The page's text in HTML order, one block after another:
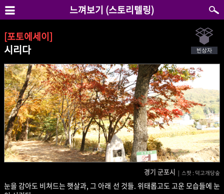
느껴보기 (스토리텔링)
[포토에세이]
시리다
경기 군포시 | 스팟 : 덕고개당숲
눈을 감아도 비쳐드는 햇살과, 그 아래 선 것들. 위태롭고도 고운 모습들에 눈